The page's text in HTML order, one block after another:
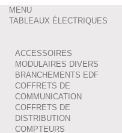
MENU
TABLEAUX ÉLECTRIQUES
ACCESSOIRES
MODULAIRES DIVERS
BRANCHEMENTS EDF
COFFRETS DE
COMMUNICATION
COFFRETS DE
DISTRIBUTION
COMPTEURS